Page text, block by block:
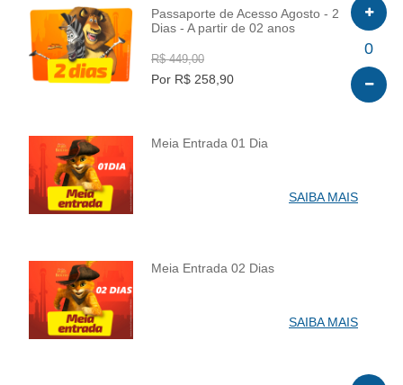
INFO
Passaporte de Acesso Agosto - 2
Dias - A partir de 02 anos
R$ 449,00
Por R$ 258,90
0
INFO
Meia Entrada 01 Dia
SAIBA MAIS
INFO
Meia Entrada 02 Dias
SAIBA MAIS